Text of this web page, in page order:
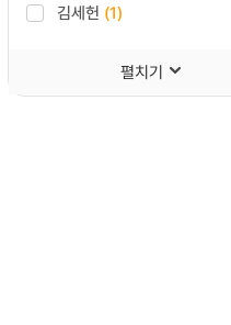
김세헌 (1)
펼치기